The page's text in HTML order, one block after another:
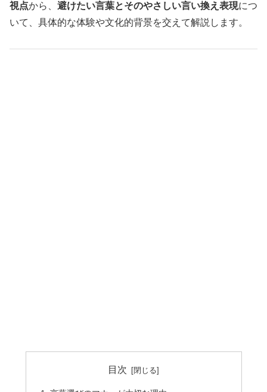
視点から、 避けたい言葉とそのやさしい言い換え表現につ
いて、具体的な体験や文化的背景を交えて解説します。
目次